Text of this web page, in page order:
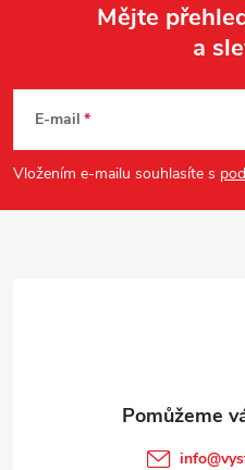
p
a
Mějte
a
E-mail
Vložením e-mailu souhlasíte s
info@